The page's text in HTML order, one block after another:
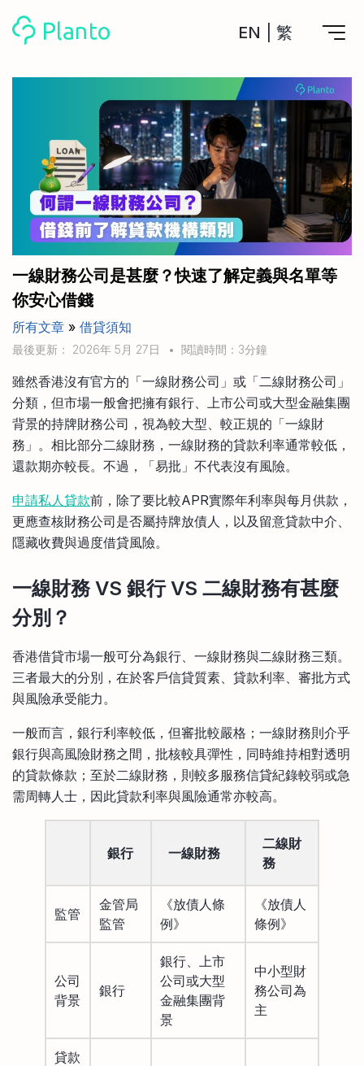
EN 繁
計劃買樓
計劃買樓第一步
全功能記賬
管理及分析所有戶口
管理MPF戶口
一次過管理所有強積金戶口
申請清卡數/私人貸款
CreFIT x Planto推廣優惠
私人貸款
年利率/APR/年息比較
投資戶口 (美股)
比較最抵美股投資戶口
投資戶口 (港股)
比較最抵港股投資戶口
投資加密貨幣
比較最抵Crypto交易所
月供股票計劃
比較最抵月供計劃戶口
比較定存利率
信用卡
比較各種最優惠信用卡
關於我們
Academy
Marketplace
其他網站
手機App與理財資訊
商業解決方案
一線財務公司是甚麼？快速了解定義與名單等
你安心借錢
所有文章 » 借貸須知
最後更新： 2026年 5月 27日 • 閱讀時間：3分鐘
雖然香港沒有官方的「一線財務公司」或「二線財務公司」
分類，但市場一般會把擁有銀行、上市公司或大型金融集團
背景的持牌財務公司，視為較大型、較正規的「一線財
務」。相比部分二線財務，一線財務的貸款利率通常較低，
還款期亦較長。不過，「易批」不代表沒有風險。
申請私人貸款前，除了要比較APR實際年利率與每月供款，
更應查核財務公司是否屬持牌放債人，以及留意貸款中介、
隱藏收費與過度借貸風險。
一線財務 VS 銀行 VS 二線財務有甚麼
分別？
香港借貸市場一般可分為銀行、一線財務與二線財務三類。
三者最大的分別，在於客戶信貸質素、貸款利率、審批方式
與風險承受能力。
一般而言，銀行利率較低，但審批較嚴格；一線財務則介乎
銀行與高風險財務之間，批核較具彈性，同時維持相對透明
的貸款條款；至於二線財務，則較多服務信貸紀錄較弱或急
需周轉人士，因此貸款利率與風險通常亦較高。
銀行 一線財務
二線財
務
監管
金管局
監管
《放債人條
例》
《放債人
條例》
公司
背景
銀行
銀行、上市
公司或大型
金融集團背
景
中小型財
務公司為
主
貸款